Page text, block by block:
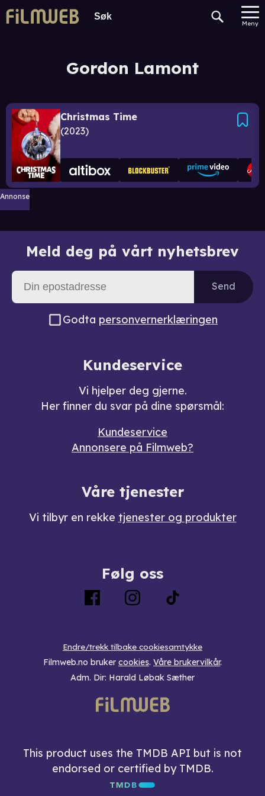
Meny
Gordon Lamont
Christmas Time
2023
Annonse
Meld deg på vårt nyhetsbrev
Send
Godta personvernerklæringen
Kundeservice
Vi hjelper deg gjerne.
Her finner du svar på dine spørsmål:
Kundeservice
Annonsere på Filmweb?
Våre tjenester
Vi tilbyr en rekke tjenester og produkter
Følg oss
Endre/trekk tilbake cookiesamtykke
Filmweb.no bruker cookies. Våre brukervilkår.
Adm. Dir: Harald Løbak Sæther
This product uses the TMDB API but is not
endorsed or certified by TMDB.